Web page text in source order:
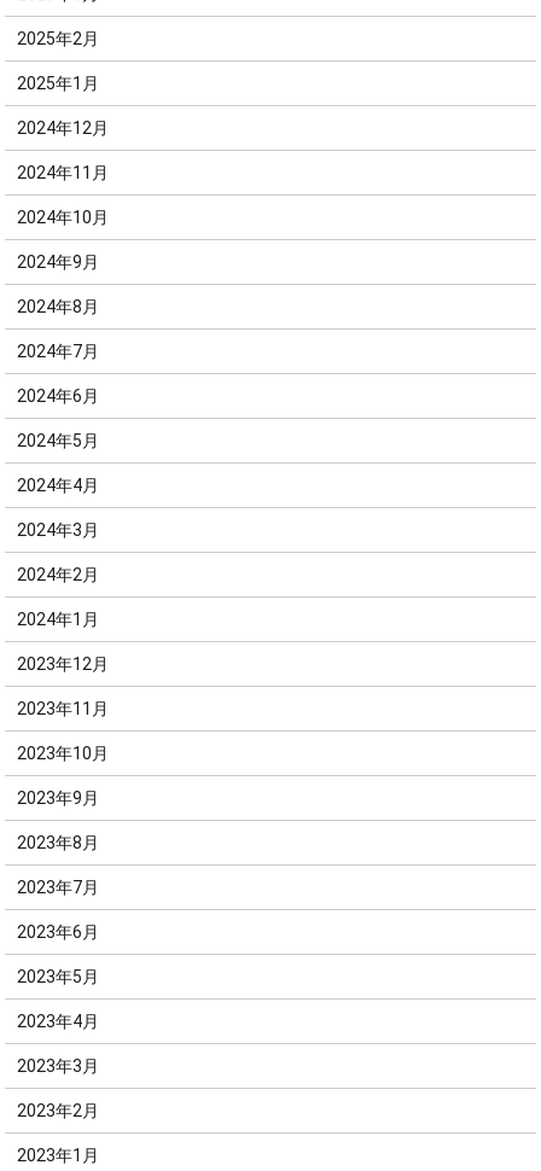
2025年2月
2025年1月
2024年12月
2024年11月
2024年10月
2024年9月
2024年8月
2024年7月
2024年6月
2024年5月
2024年4月
2024年3月
2024年2月
2024年1月
2023年12月
2023年11月
2023年10月
2023年9月
2023年8月
2023年7月
2023年6月
2023年5月
2023年4月
2023年3月
2023年2月
2023年1月